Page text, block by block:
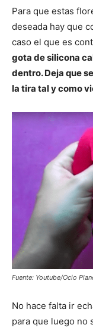
Para que estas
deseada hay que
caso el que es
gota de silicona
dentro. Deja que
la tira tal y como
Fuente: Youtube/Ocio
No hace falta ir
para que luego no